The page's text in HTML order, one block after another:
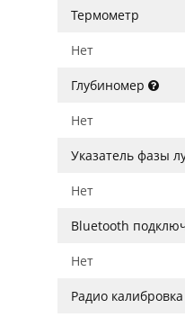
Термометр
Нет
Глубиномер
Нет
Указатель фазы
Нет
Bluetooth
Нет
Радио